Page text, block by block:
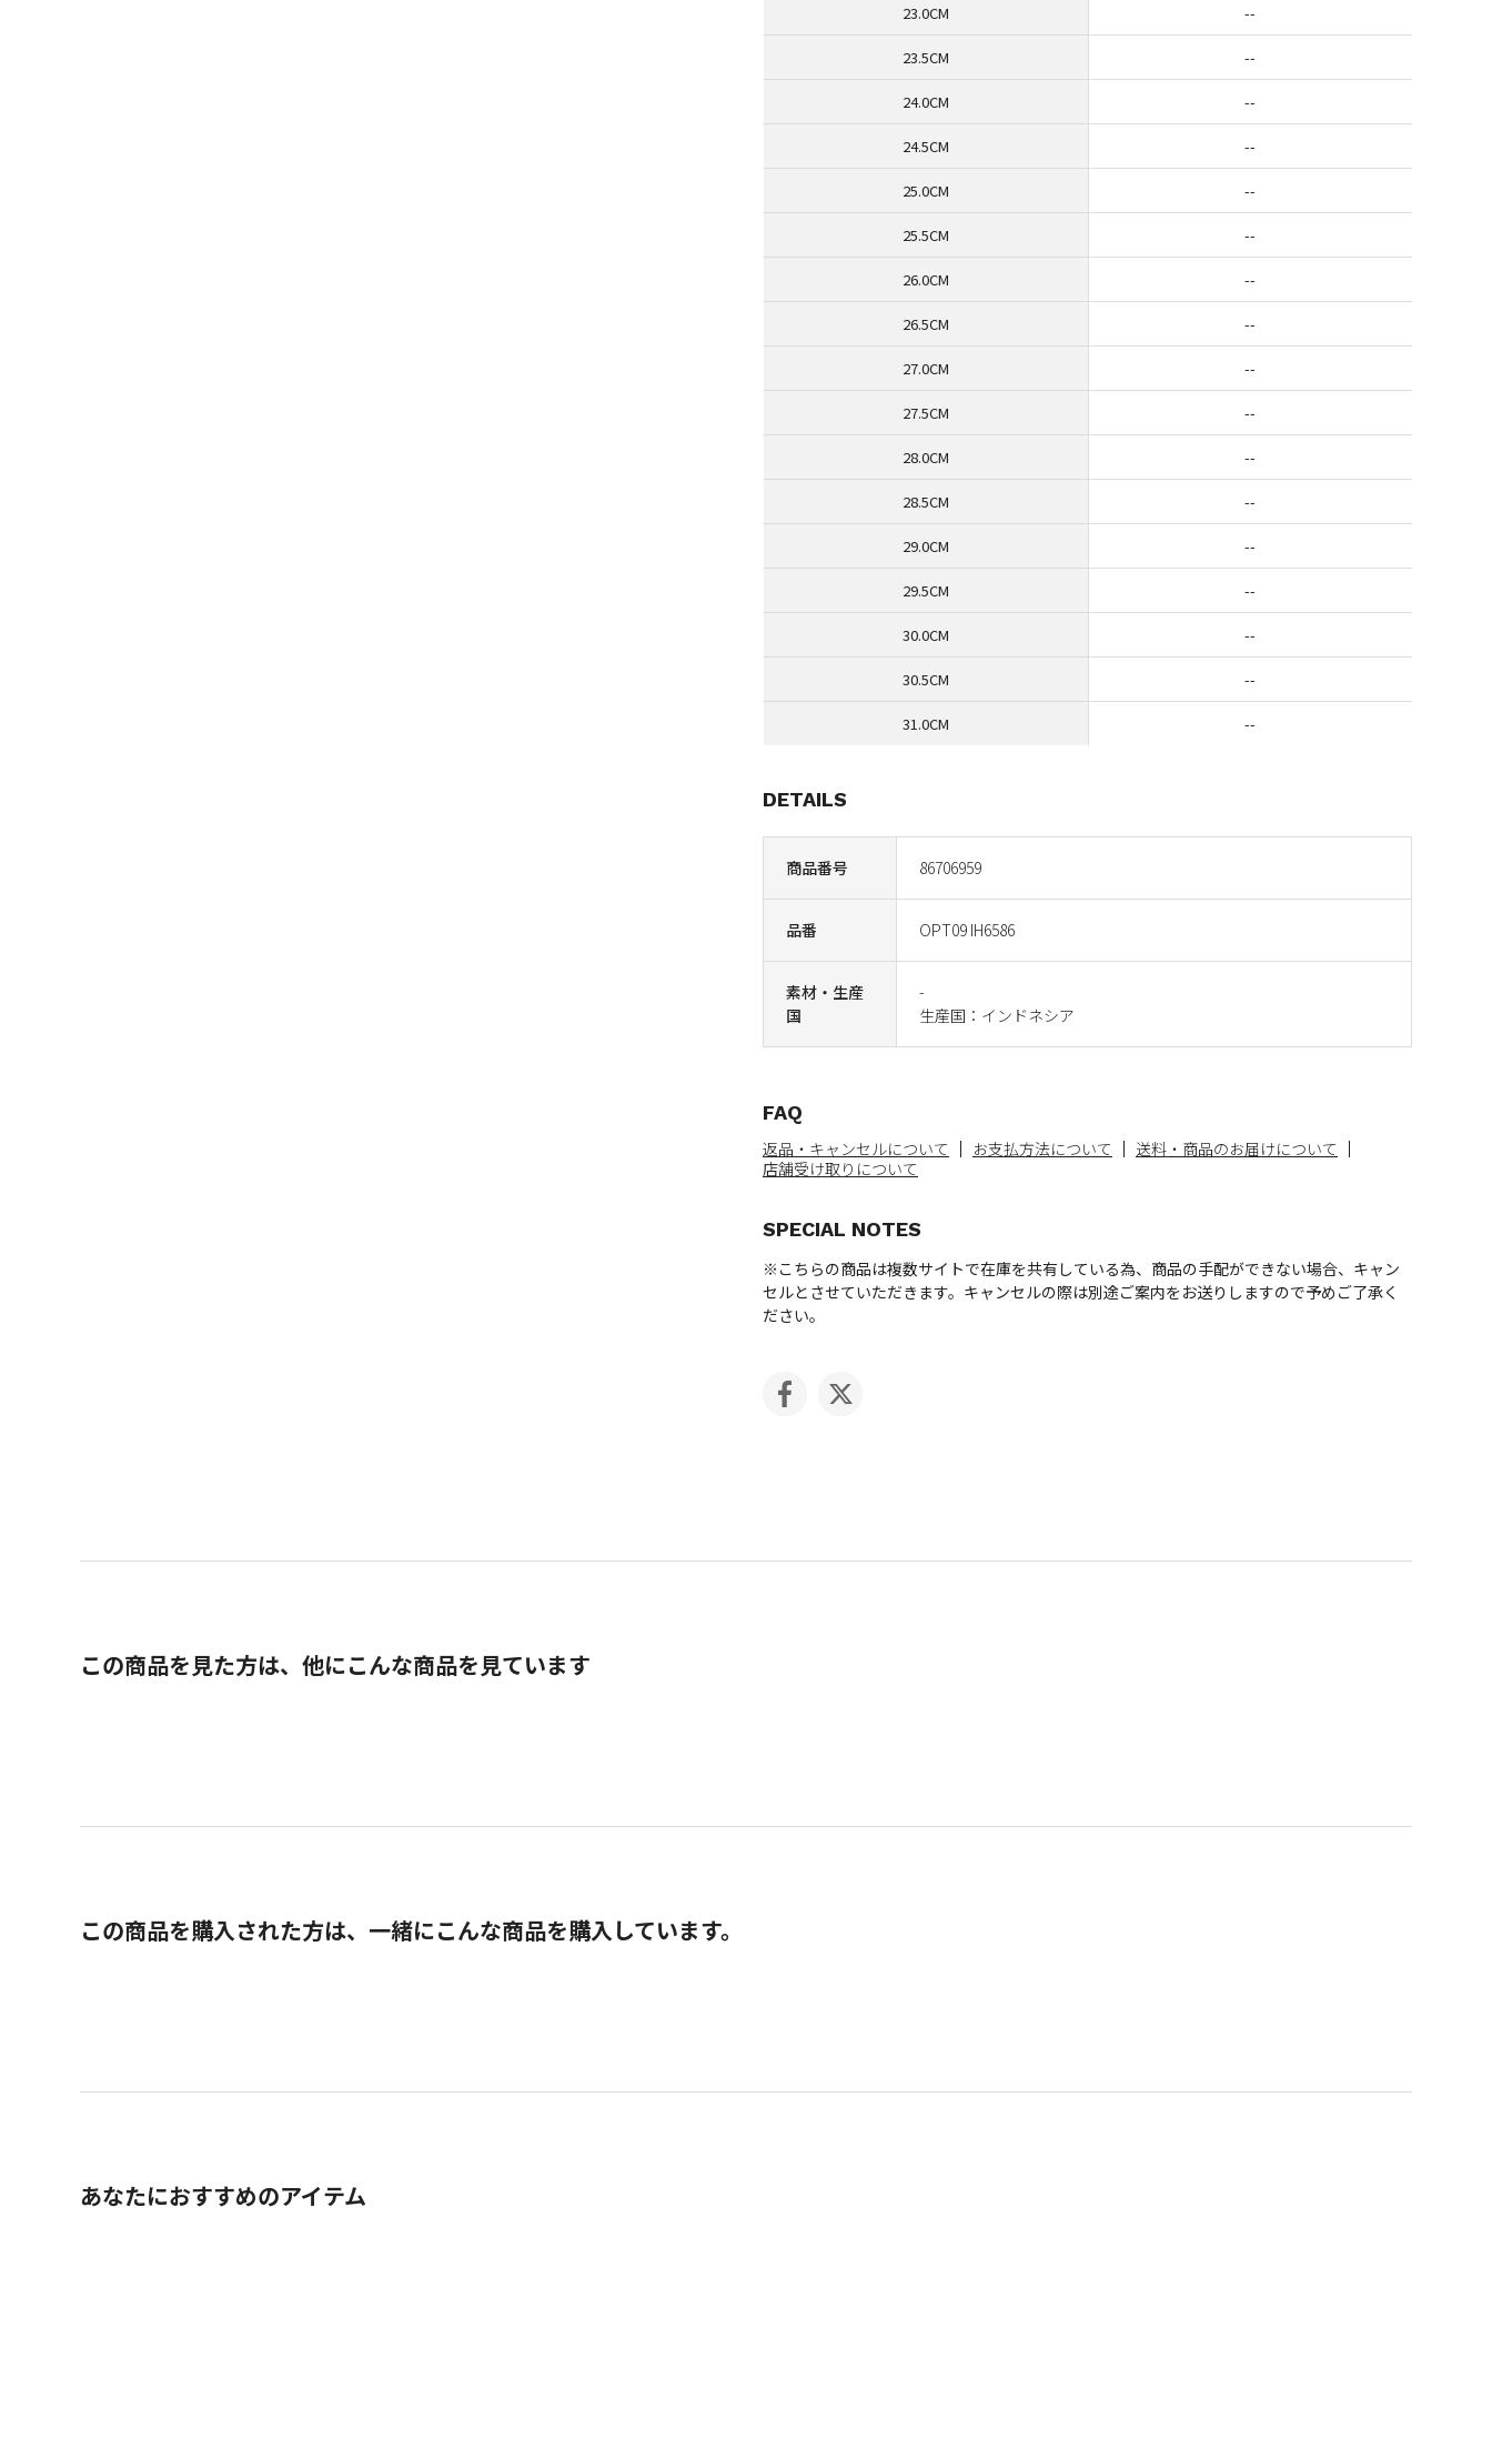
商品番号 86706959
品番 OPT09 IH6586
素材・生産
国
-
生産国：インドネシア
DETAILS
FAQ
返品・キャンセルについて お支払方法について
送料・商品のお届けについて
店舗受け取りについて
SPECIAL NOTES
※こちらの商品は複数サイトで在庫を共有している為、商品の手配ができない場合、キャン
セルとさせていただきます。キャンセルの際は別途ご案内をお送りしますので予めご了承く
ださい。
23.0CM --
23.5CM --
24.0CM --
24.5CM --
25.0CM --
25.5CM --
26.0CM --
26.5CM --
27.0CM --
27.5CM --
28.0CM --
28.5CM --
29.0CM --
29.5CM --
30.0CM --
30.5CM --
31.0CM --
この商品を見た方は、他にこんな商品を見ています
この商品を購入された方は、一緒にこんな商品を購入しています。
あなたにおすすめのアイテム